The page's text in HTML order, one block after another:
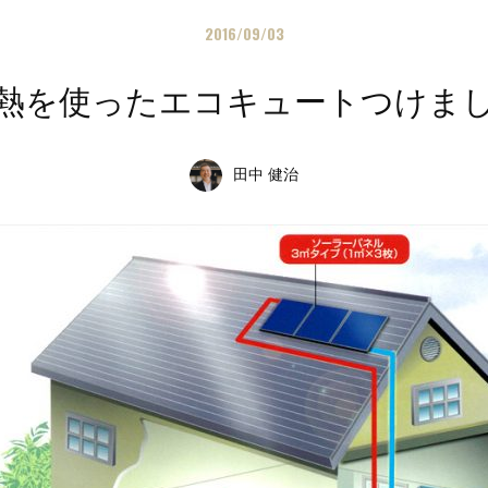
2016/09/03
を使ったエコキュートつけま
田中 健治